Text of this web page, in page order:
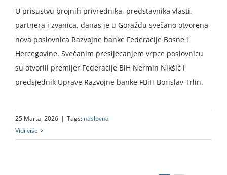
U prisustvu brojnih privrednika, predstavnika vlasti,
partnera i zvanica, danas je u Goraždu svečano otvorena
nova poslovnica Razvojne banke Federacije Bosne i
Hercegovine. Svečanim presijecanjem vrpce poslovnicu
su otvorili premijer Federacije BiH Nermin Nikšić i
predsjednik Uprave Razvojne banke FBiH Borislav Trlin.
25 Marta, 2026 | Tags: naslovna
Vidi više